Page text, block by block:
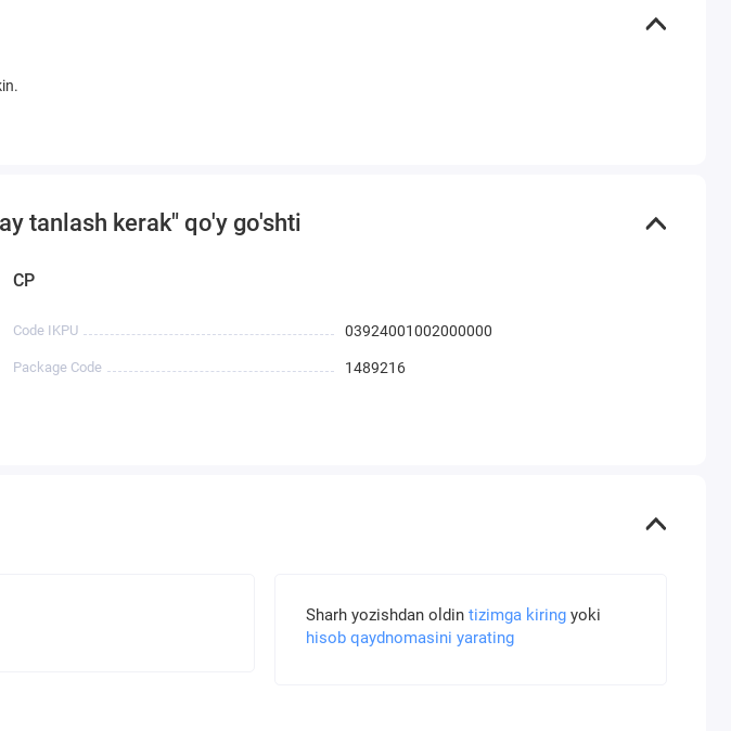
tanlash kerak" qo'y go'shti
CP
Code IKPU 03924001002000000
Package Code 1489216
Sharh yozishdan oldin tizimga kiring yoki
hisob qaydnomasini yarating